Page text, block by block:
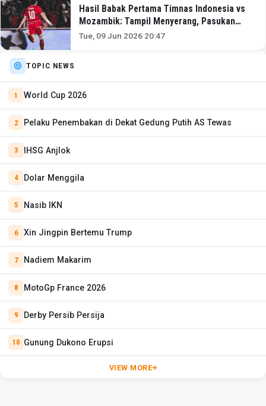
Hasil Babak Pertama Timnas Indonesia vs
Mozambik: Tampil Menyerang, Pasukan
John Herdman Memimpin 1-0
Tue, 09 Jun 2026 20:47
TOPIC NEWS
World Cup 2026
Pelaku Penembakan di Dekat Gedung Putih AS Tewas
IHSG Anjlok
Dolar Menggila
Nasib IKN
Xin Jingpin Bertemu Trump
Nadiem Makarim
MotoGp France 2026
Derby Persib Persija
Gunung Dukono Erupsi
VIEW MORE